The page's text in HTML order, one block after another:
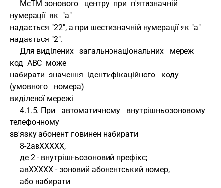
нумерації  як  "а"
надається "22", а при шестизначній нумерації як "а"
надається "2".
код  АВС  може
набирати  значення  ідентифікаційного   коду
(умовного   номера)
виділеної мережі.
телефонному
зв'язку абонент повинен набирати
     8-2авXXXXX,
     де 2 - внутрішньозоновий префікс;
     авXXXXX - зоновий абонентський номер,
     або набирати